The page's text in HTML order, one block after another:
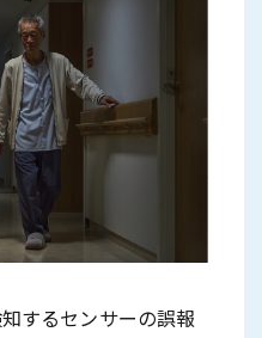
するセンサーの誤報